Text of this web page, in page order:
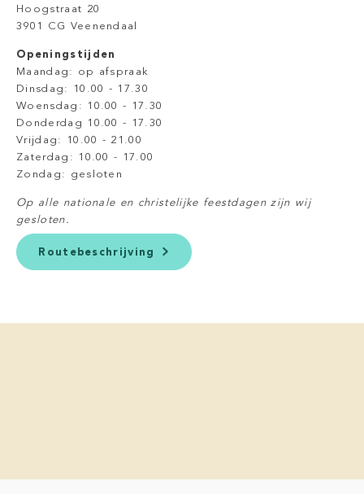
Hoogstraat 20
3901 CG Veenendaal
Openingstijden
Maandag: op afspraak
Dinsdag: 10.00 - 17.30
Woensdag: 10.00 - 17.30
Donderdag 10.00 - 17.30
Vrijdag: 10.00 - 21.00
Zaterdag: 10.00 - 17.00
Zondag: gesloten
Op alle nationale en christelijke feestdagen zijn wij
gesloten.
Routebeschrijving